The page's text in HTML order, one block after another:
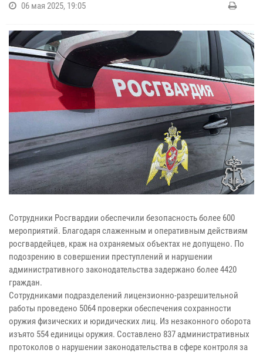
06 мая 2025, 19:05
Сотрудники Росгвардии обеспечили безопасность более 600
мероприятий. Благодаря слаженным и оперативным действиям
росгвардейцев, краж на охраняемых объектах не допущено. По
подозрению в совершении преступлений и нарушении
административного законодательства задержано более 4420
граждан.
Сотрудниками подразделений лицензионно-разрешительной
работы проведено 5064 проверки обеспечения сохранности
оружия физических и юридических лиц. Из незаконного оборота
изъято 554 единицы оружия. Составлено 837 административных
протоколов о нарушении законодательства в сфере контроля за